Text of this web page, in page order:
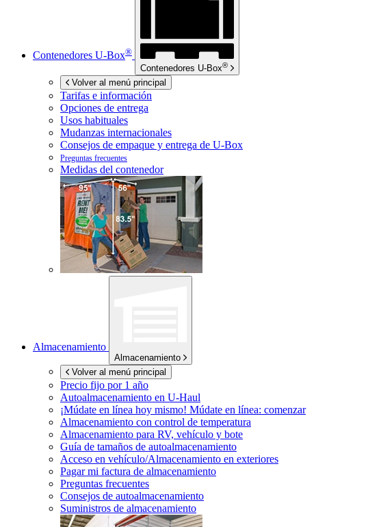
Contenedores U-Box®
Contenedores U-Box®
Volver al menú principal
Tarifas e información
Opciones de entrega
Usos habituales
Mudanzas internacionales
Consejos de empaque y entrega de U-Box
Preguntas frecuentes
Medidas del contenedor
Almacenamiento
Almacenamiento
Volver al menú principal
Precio fijo por 1 año
Autoalmacenamiento en U-Haul
¡Múdate en línea hoy mismo! Múdate en línea: comenzar
Almacenamiento con control de temperatura
Almacenamiento para RV, vehículo y bote
Guía de tamaños de autoalmacenamiento
Acceso en vehículo/Almacenamiento en exteriores
Pagar mi factura de almacenamiento
Preguntas frecuentes
Consejos de autoalmacenamiento
Suministros de almacenamiento